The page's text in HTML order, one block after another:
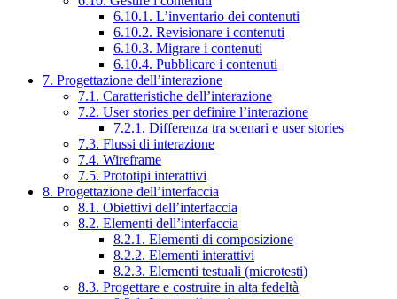
6.10.1. L’inventario dei contenuti
6.10.2. Revisionare i contenuti
6.10.3. Migrare i contenuti
6.10.4. Pubblicare i contenuti
7. Progettazione dell’interazione
7.1. Caratteristiche dell’interazione
7.2. User stories per definire l’interazione
7.2.1. Differenza tra scenari e user stories
7.3. Flussi di interazione
7.4. Wireframe
7.5. Prototipi interattivi
8. Progettazione dell’interfaccia
8.1. Obiettivi dell’interfaccia
8.2. Elementi dell’interfaccia
8.2.1. Elementi di composizione
8.2.2. Elementi interattivi
8.2.3. Elementi testuali (microtesti)
8.3. Progettare e costruire in alta fedeltà